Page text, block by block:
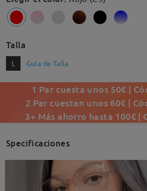
Talla
L Guía de Talla
1 Par cuesta unos 50€ |
2 Par cuestan unos 60€ |
3+ Más ahorro hasta 100€ |
Specificaciones